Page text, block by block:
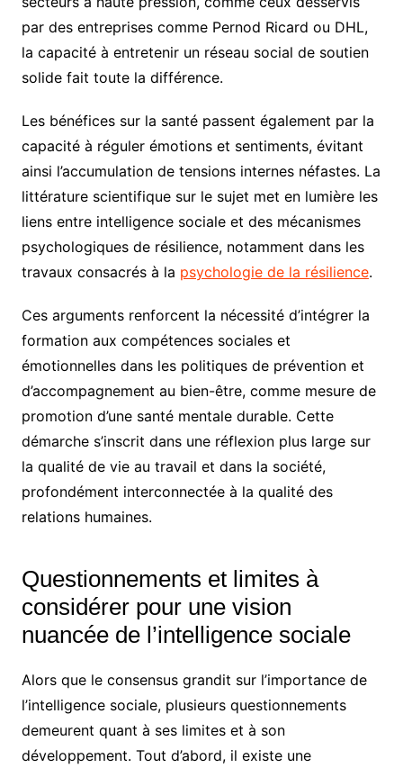
par des entreprises comme Pernod Ricard ou DHL,
la capacité à entretenir un réseau social de soutien
solide fait toute la différence.
Les bénéfices sur la santé passent également par la
capacité à réguler émotions et sentiments, évitant
ainsi l’accumulation de tensions internes néfastes. La
littérature scientifique sur le sujet met en lumière les
liens entre intelligence sociale et des mécanismes
psychologiques de résilience, notamment dans les
travaux consacrés à la psychologie de la résilience.
Ces arguments renforcent la nécessité d’intégrer la
formation aux compétences sociales et
émotionnelles dans les politiques de prévention et
d’accompagnement au bien-être, comme mesure de
promotion d’une santé mentale durable. Cette
démarche s’inscrit dans une réflexion plus large sur
la qualité de vie au travail et dans la société,
profondément interconnectée à la qualité des
relations humaines.
Questionnements et limites à
considérer pour une vision
nuancée de l’intelligence sociale
Alors que le consensus grandit sur l’importance de
l’intelligence sociale, plusieurs questionnements
demeurent quant à ses limites et à son
développement. Tout d’abord, il existe une